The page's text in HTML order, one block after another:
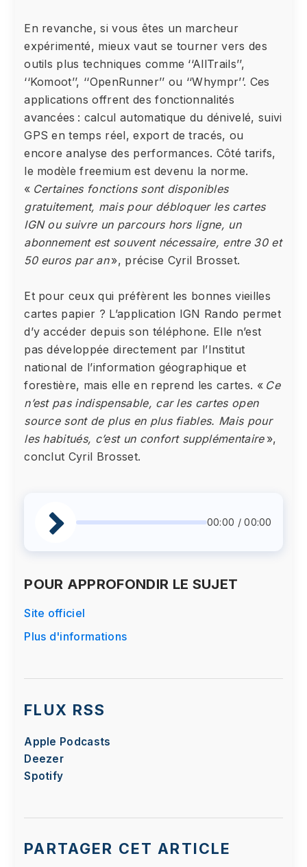
En revanche, si vous êtes un marcheur
expérimenté, mieux vaut se tourner vers des
outils plus techniques comme ‘‘AllTrails’’,
‘‘Komoot’’, ‘‘OpenRunner’’ ou ‘‘Whympr’’. Ces
applications offrent des fonctionnalités
avancées : calcul automatique du dénivelé, suivi
GPS en temps réel, export de tracés, ou
encore analyse des performances. Côté tarifs,
le modèle freemium est devenu la norme.
« Certaines fonctions sont disponibles
gratuitement, mais pour débloquer les cartes
IGN ou suivre un parcours hors ligne, un
abonnement est souvent nécessaire, entre 30 et
50 euros par an», précise Cyril Brosset.
Et pour ceux qui préfèrent les bonnes vieilles
cartes papier ? L’application IGN Rando permet
d’y accéder depuis son téléphone. Elle n’est
pas développée directement par l’Institut
national de l’information géographique et
forestière, mais elle en reprend les cartes. « Ce
n’est pas indispensable, car les cartes open
source sont de plus en plus fiables. Mais pour
les habitués, c’est un confort supplémentaire»,
conclut Cyril Brosset.
00:00 / 00:00
POUR APPROFONDIR LE SUJET
Site officiel
Plus d'informations
FLUX RSS
Apple Podcasts
Deezer
Spotify
PARTAGER CET ARTICLE